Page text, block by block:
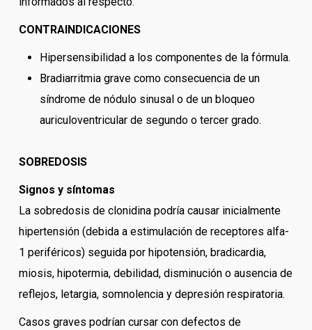
CONTRAINDICACIONES
Hipersensibilidad a los componentes de la fórmula.
Bradiarritmia grave como consecuencia de un
síndrome de nódulo sinusal o de un bloqueo
auriculoventricular de segundo o tercer grado.
SOBREDOSIS
Signos y síntomas
La sobredosis de clonidina podría causar inicialmente
hipertensión (debida a estimulación de receptores alfa-
1 periféricos) seguida por hipotensión, bradicardia,
miosis, hipotermia, debilidad, disminución o ausencia de
reflejos, letargia, somnolencia y depresión respiratoria.
Casos graves podrían cursar con defectos de